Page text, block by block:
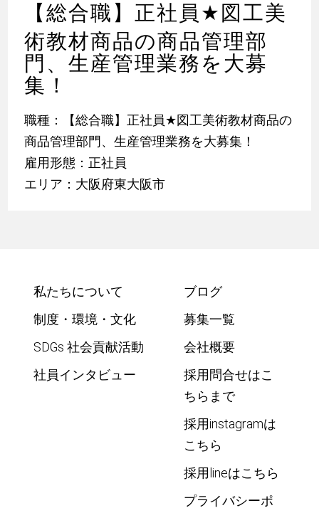
【総合職】正社員 ★ 図工美
術教材商品の商品管理部
門、生産管理業務を大募
集！
職種：【総合職】正社員★図工美術教材商品の
商品管理部門、生産管理業務を大募集！
雇用形態：正社員
エリア：大阪府東大阪市
私たちについて
制度・環境・文化
SDGs 社会貢献活動
社員インタビュー
ブログ
募集一覧
会社概要
採用問合せはこ
ちらまで
採用instagramは
こちら
採用lineはこちら
プライバシーポ